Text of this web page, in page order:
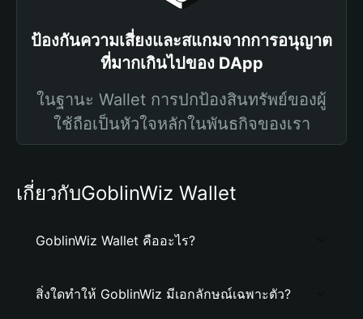
ป้องกันความเสี่ยงและสแกมจากการอนุญาต
ที่มากเกินไปของ DApp
ในฐานะ Wallet การปกป้องสินทรัพย์ของผู้
ใช้ถือเป็นหัวใจหลักในพันธกิจของเรา
เกี่ยวกับGoblinWiz Wallet
GoblinWiz Wallet คืออะไร?
สิ่งใดทำให้ GoblinWiz มีเอกลักษณ์เฉพาะตัว?